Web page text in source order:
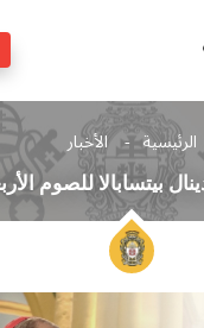
الرئيسية الأخبار
بيتسابالا للصوم